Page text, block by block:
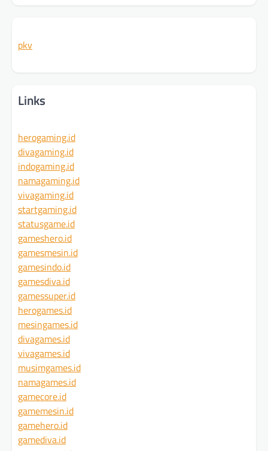
pkv
Links
herogaming.id
divagaming.id
indogaming.id
namagaming.id
vivagaming.id
startgaming.id
statusgame.id
gameshero.id
gamesmesin.id
gamesindo.id
gamesdiva.id
gamessuper.id
herogames.id
mesingames.id
divagames.id
vivagames.id
musimgames.id
namagames.id
gamecore.id
gamemesin.id
gamehero.id
gamediva.id